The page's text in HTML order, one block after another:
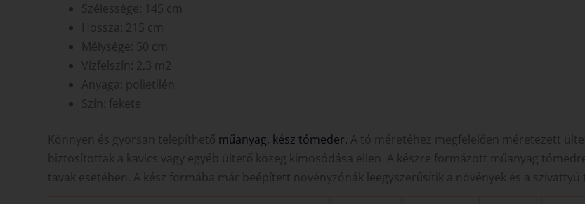
Szélessége: 145 cm
Hossza: 215 cm
Mélysége: 50 cm
Vízfelszín: 2,3 m2
Anyaga: polietilén
Szín: fekete
Könnyen és gyorsan telepíthető műanyag, kész tómeder. A tó méretéhez megfelelően méretezett
biztosítottak a kavics vagy egyéb ültető közeg kimosódása ellen. A készre formázott műanyag
tavak esetében. A kész formába már beépített növényzónák leegyszerűsítik a növények és a szivattyú